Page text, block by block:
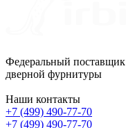
Федеральный поставщик
дверной фурнитуры
Наши контакты
+7 (499) 490-77-70
+7 (499) 490-77-70